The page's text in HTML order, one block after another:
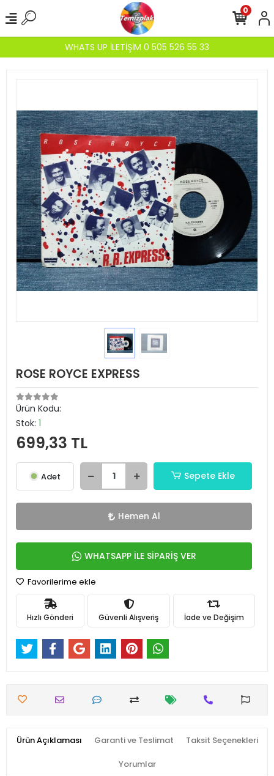
WHATS UP İLETİŞİM 0 505 526 55 33
0
ROSE ROYCE EXPRESS
Ürün Kodu:
Stok: 1
699,33 TL
Adet Sepete Ekle
Hemen Al
WHATSAPP İLE SİPARİŞ VER
Favorilerime ekle
Hızlı Gönderi Güvenli Alışveriş İade ve Değişim
Ürün Açıklaması Garanti ve Teslimat Taksit Seçenekleri
Yorumlar